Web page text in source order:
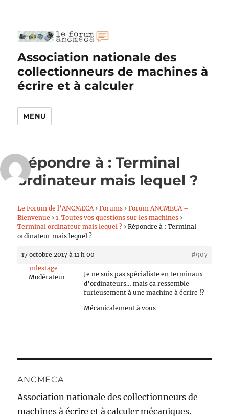
Association nationale des
collectionneurs de machines à
écrire et à calculer
MENU
Répondre à : Terminal
ordinateur mais lequel ?
Le Forum de l’ANCMECA › Forums › Forum ANCMECA –
Bienvenue › 1. Toutes vos questions sur les machines ›
Terminal ordinateur mais lequel ? › Répondre à : Terminal
ordinateur mais lequel ?
17 octobre 2017 à 11 h 00
#907
mlestage
Modérateur
Je ne suis pas spécialiste en terminaux
d’ordinateurs… mais ça ressemble
furieusement à une machine à écrire !?
Mécanicalement à vous
ANCMECA
Association nationale des collectionneurs de
machines à écrire et à calculer mécaniques.